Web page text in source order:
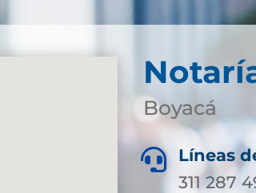
Boyacá

Líneas
311 287